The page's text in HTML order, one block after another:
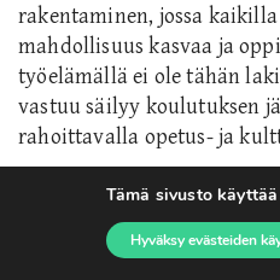
rakentaminen, jossa
mahdollisuus kasvaa ja
työelämällä ei ole tähän
vastuu säilyy koulutuksen
rahoittavalla opetus- ja
Tämä sivusto
Hyväksy evästeiden